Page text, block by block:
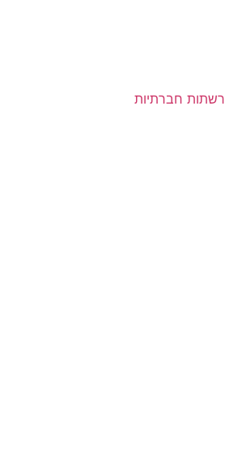
רשתות חברתיות